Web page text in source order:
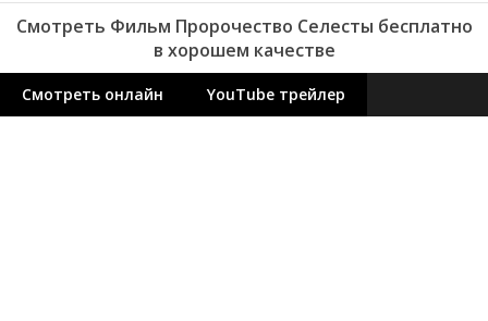
Смотреть Фильм Пророчество Селесты бесплатно
в хорошем качестве
Смотреть онлайн YouTube трейлер